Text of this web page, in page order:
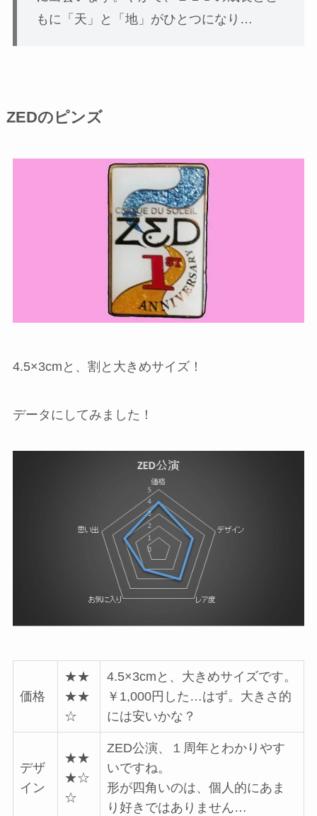
もに「天」と「地」がひとつになり…
ZEDのピンズ
4.5×3cmと、割と大きめサイズ！
データにしてみました！
価格
★★
★★
☆
4.5×3cmと、大きめサイズです。
￥1,000円した…はず。大きさ的
には安いかな？
デザ
イン
★★
★☆
☆
ZED公演、１周年とわかりやす
いですね。
形が四角いのは、個人的にあま
り好きではありません…